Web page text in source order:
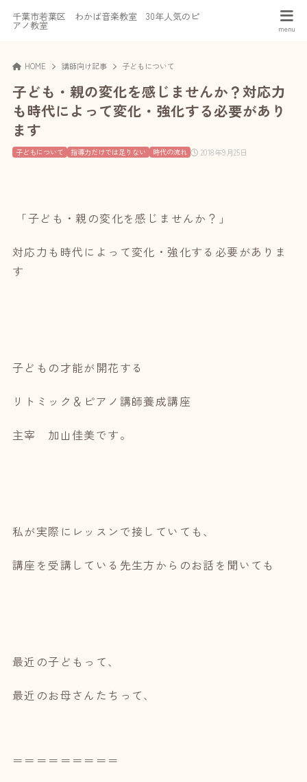
千葉市若葉区 わかば音楽教室 30年人気のピ
アノ教室
HOME 講師向け記事 子どもについて
子ども・親の変化を感じませんか？対応力
も時代によって変化・強化する必要があり
ます
2018年9月25日
子どもについて 指導力だけでは足りない 時代の流れ
「子ども・親の変化を感じませんか？」
対応力も時代によって変化・強化する必要がありま
す
子どもの才能が開花する
リトミック＆ピアノ講師養成講座
主宰 加山佳美です。
私が実際にレッスンで接していても、
講座を受講している先生方からのお話を聞いても
最近の子どもって、
最近のお母さんたちって、
＝＝＝＝＝＝＝＝＝